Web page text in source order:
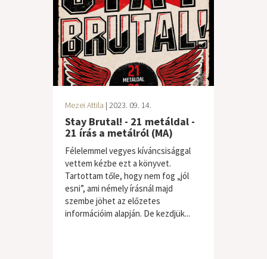
Mezei Attila | 2023. 09. 14.
Stay Brutal! - 21 metáldal -
21 írás a metálról (MA)
Félelemmel vegyes kíváncsisággal
vettem kézbe ezt a könyvet.
Tartottam tőle, hogy nem fog „jól
esni”, ami némely írásnál majd
szembe jöhet az előzetes
információim alapján. De kezdjük...